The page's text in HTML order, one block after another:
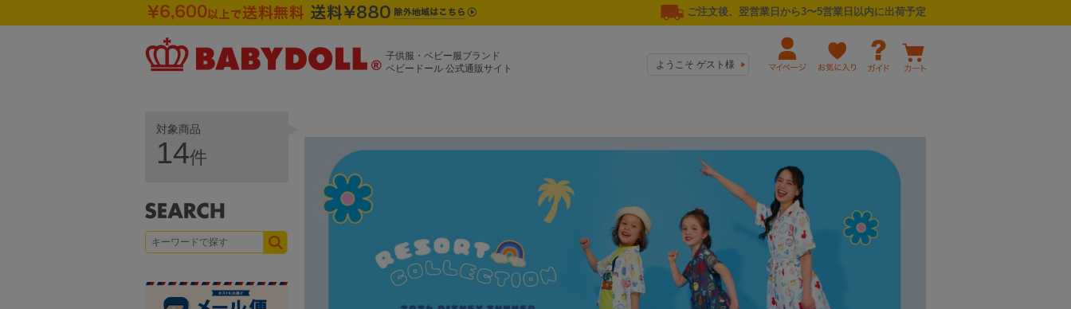
ご注文後、翌営業日から3〜5営業日以内に出荷予定
子供服・ベビー服ブランド
ベビードール 公式通販サイト
ようこそ ゲスト様
対象商品
14件